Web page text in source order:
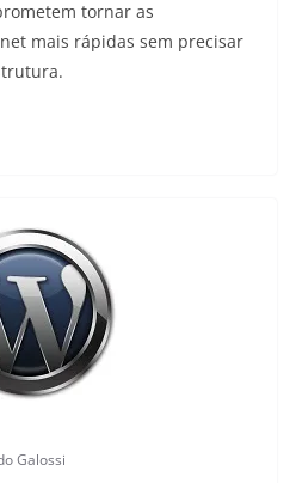
tornar as
mais rápidas sem precisar
Galossi